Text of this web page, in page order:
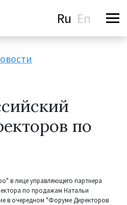
Ru En
по
в лице управляющего партнера
по продажам Натальи
в очередном "Форуме Директоров